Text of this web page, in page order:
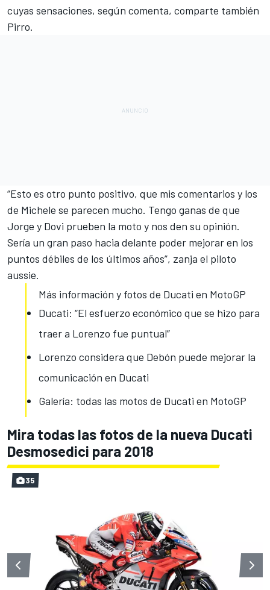
cuyas sensaciones, según comenta, comparte también
Pirro.
“Esto es otro punto positivo, que mis comentarios y los
de Michele se parecen mucho. Tengo ganas de que
Jorge y Dovi prueben la moto y nos den su opinión.
Sería un gran paso hacia delante poder mejorar en los
puntos débiles de los últimos años”, zanja el piloto
aussie.
Más información y fotos de Ducati en MotoGP
Ducati: “El esfuerzo económico que se hizo para
traer a Lorenzo fue puntual”
Lorenzo considera que Debón puede mejorar la
comunicación en Ducati
Galería: todas las motos de Ducati en MotoGP
Mira todas las fotos de la nueva Ducati
Desmosedici para 2018
35